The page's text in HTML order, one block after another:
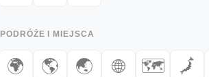
PODRÓŻE I MIEJSCA
🌍 🌎 🌏 🌐 🗺️ 🗾